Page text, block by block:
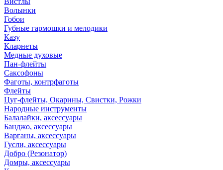
Волынки
Гобои
Губные гармошки и мелодики
Казу
Кларнеты
Медные духовые
Пан-флейты
Саксофоны
Фаготы, контрфаготы
Флейты
Цуг-флейты, Окарины, Свистки, Рожки
Народные инструменты
Балалайки, аксессуары
Банджо, аксессуары
Варганы, аксессуары
Гусли, аксессуары
Добро (Резонатор)
Домры, аксессуары